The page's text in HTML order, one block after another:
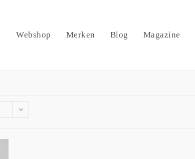
Webshop Merken Blog Magazine